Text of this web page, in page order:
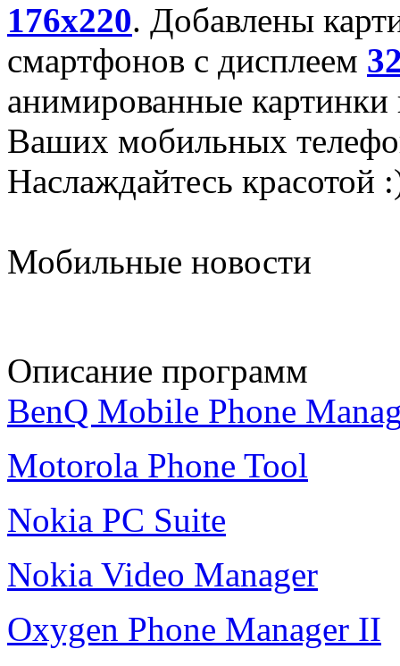
176x220. Добавлены
смартфонов с дисплеем
анимированные картинки
Ваших мобильных
Наслаждайтесь красотой
Мобильные новости
Описание программ
BenQ Mobile Phone
Motorola Phone Tool
Nokia PC Suite
Nokia Video Manager
Oxygen Phone Manager II